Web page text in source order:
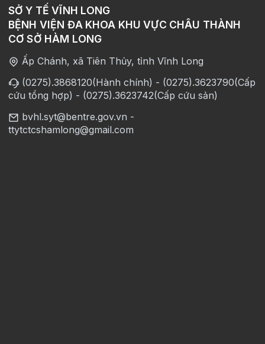
SỞ Y TẾ VĨNH LONG
BỆNH VIỆN ĐA KHOA KHU VỰC CHÂU THÀNH
CƠ SỞ HÀM LONG
Ấp Chánh, xã Tiên Thủy, tỉnh Vĩnh Long
(0275).3868120(Hành chính) - (0275).3623790(Cấp
cứu tổng hợp) - (0275).3623742(Cấp cứu sản)
bvhl.syt@bentre.gov.vn -
ttytctcshamlong@gmail.com